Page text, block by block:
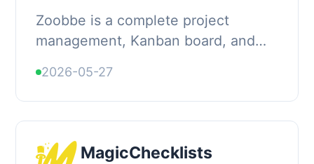
Zoobbe is a complete project
management, Kanban board, and
WordPress. A modern, drag-and-
drop work management tool built...
2026-05-27
MagicChecklists